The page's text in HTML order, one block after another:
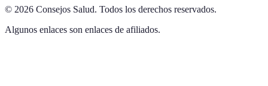
© 2026 Consejos Salud. Todos los derechos reservados.
Algunos enlaces son enlaces de afiliados.